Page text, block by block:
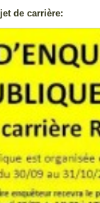
de carrière: